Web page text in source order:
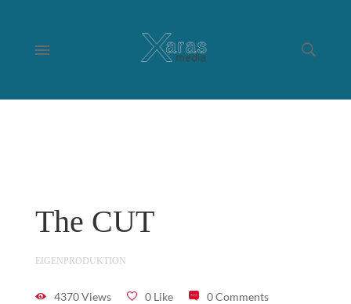
The CUT
EIGENPRODUKTION
4370 Views 0 Like 0 Comments